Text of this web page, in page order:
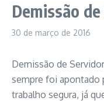
Demissão
30 de março de 2016
Demissão de
sempre foi apontado
trabalho segura, já